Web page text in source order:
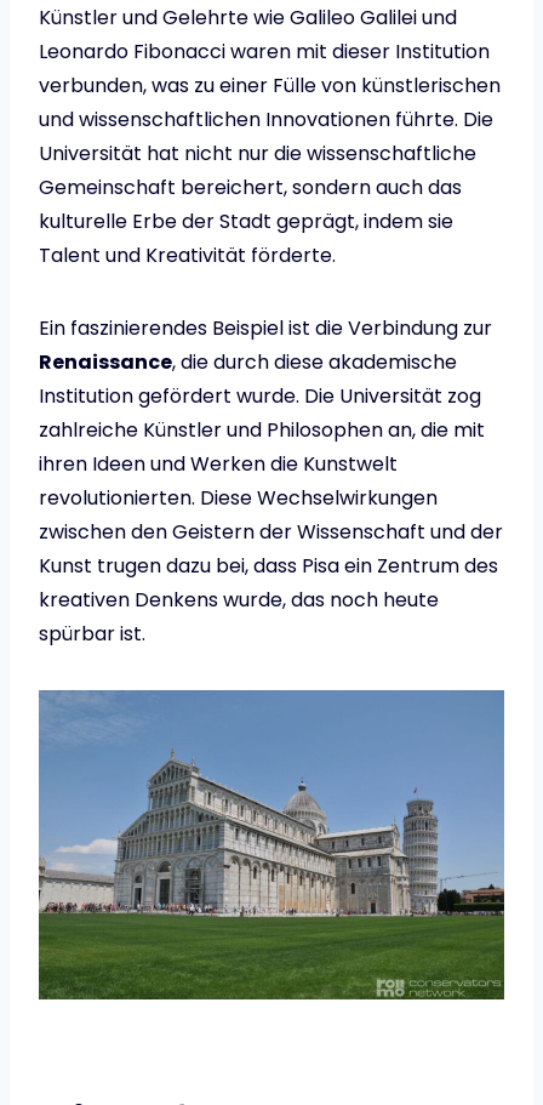
Künstler und Gelehrte wie Galileo Galilei und
Leonardo Fibonacci waren mit dieser Institution
verbunden, was zu einer Fülle von künstlerischen
und wissenschaftlichen Innovationen führte. Die
Universität hat nicht nur die wissenschaftliche
Gemeinschaft bereichert, sondern auch das
kulturelle Erbe der Stadt geprägt, indem sie
Talent und Kreativität förderte.
Ein faszinierendes Beispiel ist die Verbindung zur
Renaissance, die durch diese akademische
Institution gefördert wurde. Die Universität zog
zahlreiche Künstler und Philosophen an, die mit
ihren Ideen und Werken die Kunstwelt
revolutionierten. Diese Wechselwirkungen
zwischen den Geistern der Wissenschaft und der
Kunst trugen dazu bei, dass Pisa ein Zentrum des
kreativen Denkens wurde, das noch heute
spürbar ist.